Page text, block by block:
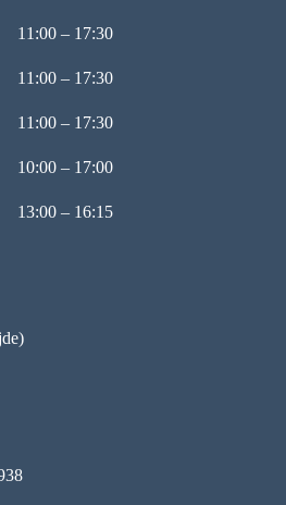
11:00 – 17:30
11:00 – 17:30
11:00 – 17:30
10:00 – 17:00
13:00 – 16:15